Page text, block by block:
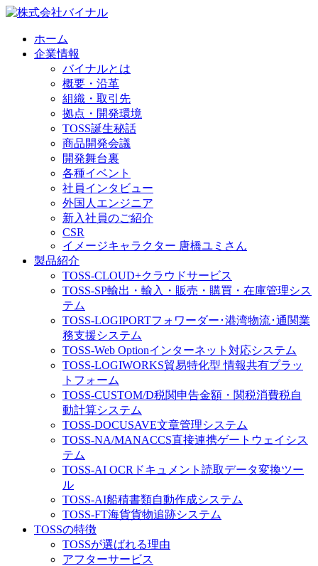
ホーム
企業情報
バイナルとは
概要・沿革
組織・取引先
拠点・開発環境
TOSS誕生秘話
商品開発会議
開発舞台裏
各種イベント
社員インタビュー
外国人エンジニア
新入社員のご紹介
CSR
イメージキャラクター 唐橋ユミさん
製品紹介
TOSS-CLOUD+クラウドサービス
TOSS-SP輸出・輸入・販売・購買・在庫管理シス
テム
TOSS-LOGIPORTフォワーダー･港湾物流･通関業
務支援システム
TOSS-Web Optionインターネット対応システム
TOSS-LOGIWORKS貿易特化型 情報共有プラッ
トフォーム
TOSS-CUSTOM/D税関申告金額・関税消費税自
動計算システム
TOSS-DOCUSAVE文章管理システム
TOSS-NA/MANACCS直接連携ゲートウェイシス
テム
TOSS-AI OCR ドキュメント読取データ変換ツー
ル
TOSS-AI船積書類自動作成システム
TOSS-FT海貨貨物追跡システム
TOSSの特徴
TOSSが選ばれる理由
アフターサービス